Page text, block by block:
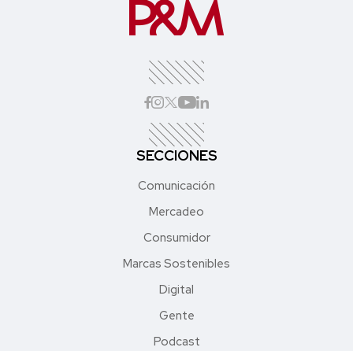
SECCIONES
Comunicación
Mercadeo
Consumidor
Marcas Sostenibles
Digital
Gente
Podcast